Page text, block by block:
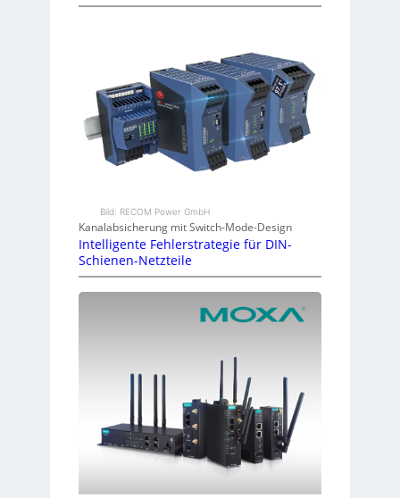
Bild: RECOM Power GmbH
Kanalabsicherung mit Switch-Mode-Design
Intelligente Fehlerstrategie für DIN-
Schienen-Netzteile